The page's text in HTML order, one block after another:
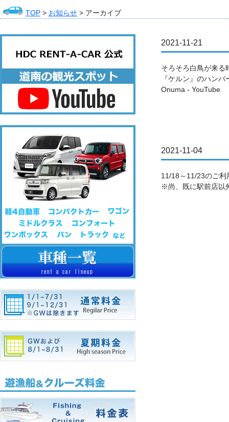
TOP > お知らせ > アーカイブ
2021-11-21
そろそろ白鳥が来る
『ケルン』のハン
Onuma - YouTube
2021-11-04
11/18～11/23のご利
※尚、既に駅前店以